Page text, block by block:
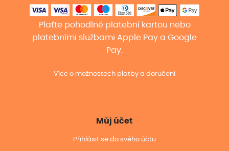
Plaťte pohodlně platební kartou nebo
platebními službami Apple Pay a Google
Pay.
Více o možnostech platby a doručení
Můj účet
Přihlásit se do svého účtu